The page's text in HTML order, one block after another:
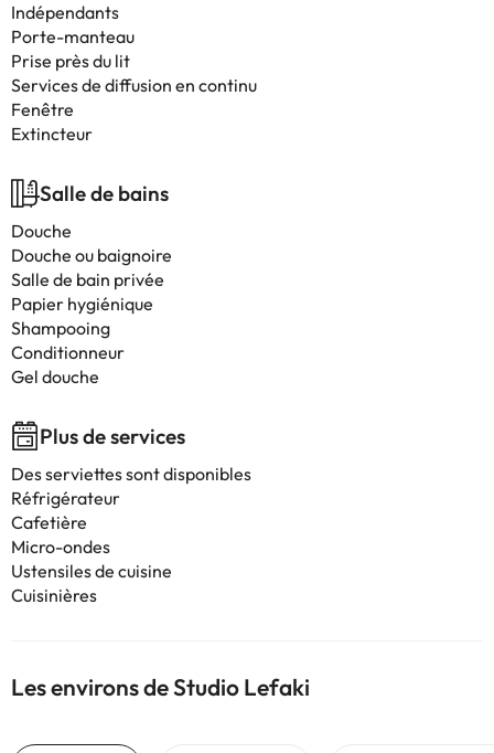
Indépendants
Porte-manteau
Prise près du lit
Services de diffusion en continu
Fenêtre
Extincteur
Salle de bains
Douche
Douche ou baignoire
Salle de bain privée
Papier hygiénique
Shampooing
Conditionneur
Gel douche
Plus de services
Des serviettes sont disponibles
Réfrigérateur
Cafetière
Micro-ondes
Ustensiles de cuisine
Cuisinières
Les environs de Studio Lefaki